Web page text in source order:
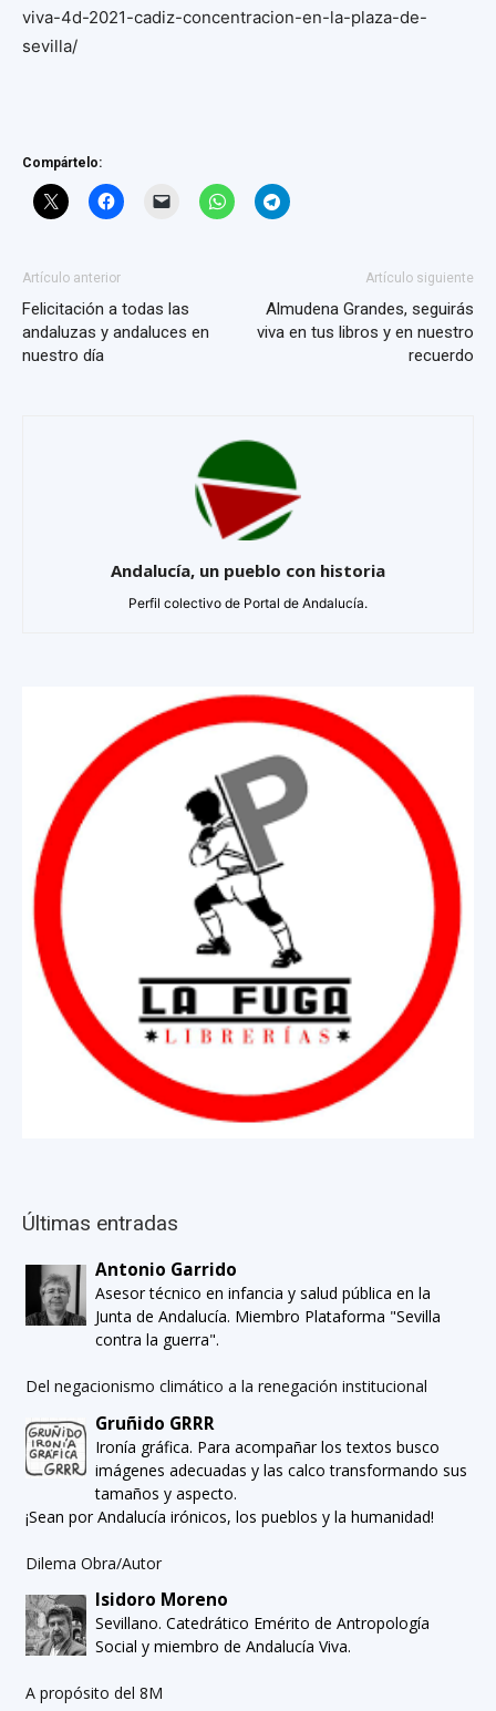
viva-4d-2021-cadiz-concentracion-en-la-plaza-de-
sevilla/
Compártelo:
Artículo anterior
Felicitación a todas las
andaluzas y andaluces en
nuestro día
Artículo siguiente
Almudena Grandes, seguirás
viva en tus libros y en nuestro
recuerdo
Andalucía, un pueblo con historia
Perfil colectivo de Portal de Andalucía.
Últimas entradas
Antonio Garrido
Asesor técnico en infancia y salud pública en la
Junta de Andalucía. Miembro Plataforma "Sevilla
contra la guerra".
Del negacionismo climático a la renegación institucional
Gruñido GRRR
Ironía gráfica. Para acompañar los textos busco
imágenes adecuadas y las calco transformando sus
tamaños y aspecto.
¡Sean por Andalucía irónicos, los pueblos y la humanidad!
Dilema Obra/Autor
Isidoro Moreno
Sevillano. Catedrático Emérito de Antropología
Social y miembro de Andalucía Viva.
A propósito del 8M